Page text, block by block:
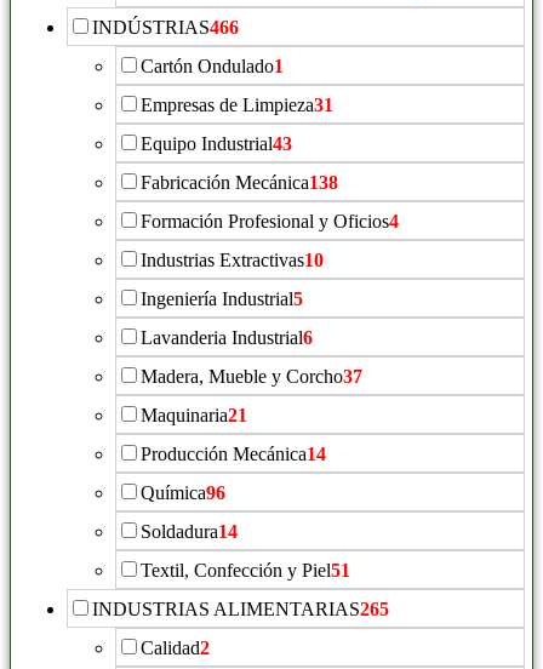
INDÚSTRIAS466
Cartón Ondulado1
Empresas de Limpieza31
Equipo Industrial43
Fabricación Mecánica138
Formación Profesional y Oficios4
Industrias Extractivas10
Ingeniería Industrial5
Lavanderia Industrial6
Madera, Mueble y Corcho37
Maquinaria21
Producción Mecánica14
Química96
Soldadura14
Textil, Confección y Piel51
INDUSTRIAS ALIMENTARIAS265
Calidad2